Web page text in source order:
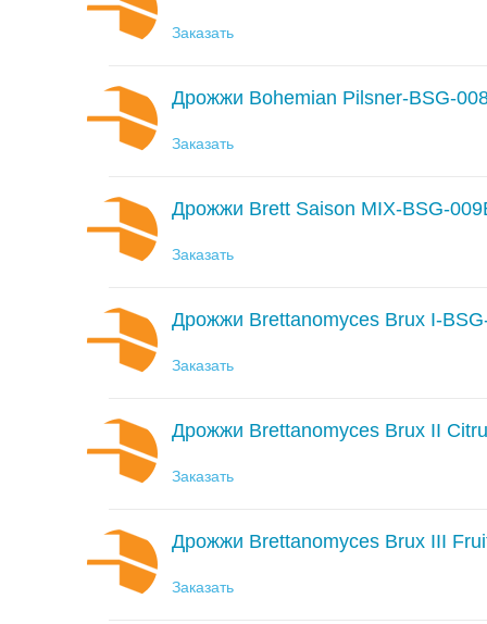
Заказать
Дрожжи Bohemian Pilsner-BSG-
Заказать
Дрожжи Brett Saison MIX-BSG-
Заказать
Дрожжи Brettanomyces Brux I-
Заказать
Дрожжи Brettanomyces Brux II
Заказать
Дрожжи Brettanomyces Brux III
Заказать